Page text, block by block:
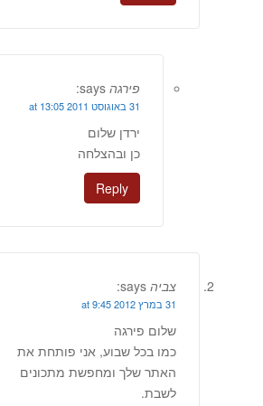
פירגה says:
31 באוגוסט 2011 at 13:05
ירדן שלום
כן ובהצלחה
Reply
צביה says:
31 במרץ 2012 at 9:45
שלום פירגה
כמו בכל שבוע, אני פותחת את
האתר שלך ומחפשת מתכונים
לשבת.